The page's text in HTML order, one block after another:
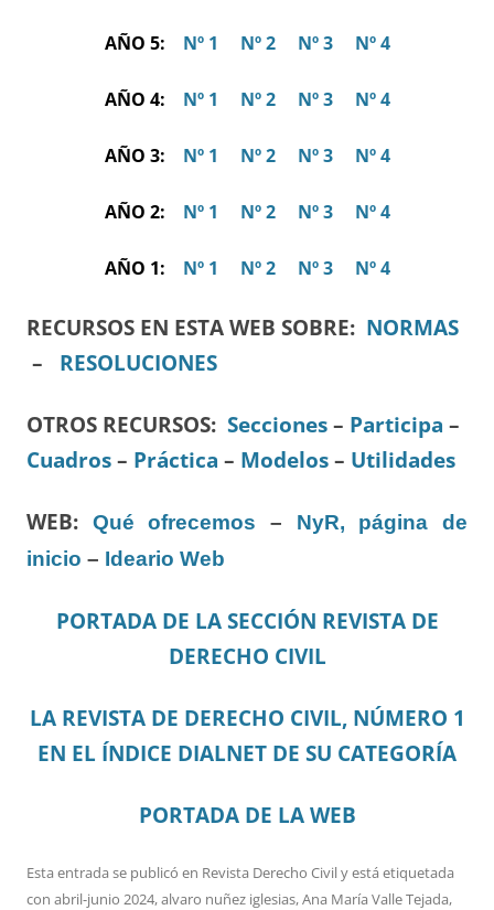
AÑO 5: Nº 1 Nº 2 Nº 3 Nº 4
AÑO 4: Nº 1 Nº 2 Nº 3 Nº 4
AÑO 3: Nº 1 Nº 2 Nº 3 Nº 4
AÑO 2: Nº 1 Nº 2 Nº 3 Nº 4
AÑO 1: Nº 1 Nº 2 Nº 3 Nº 4
RECURSOS EN ESTA WEB SOBRE: NORMAS
– RESOLUCIONES
OTROS RECURSOS: Secciones – Participa –
Cuadros – Práctica – Modelos – Utilidades
WEB: Qué ofrecemos – NyR, página de
inicio – Ideario Web
PORTADA DE LA SECCIÓN REVISTA DE
DERECHO CIVIL
LA REVISTA DE DERECHO CIVIL, NÚMERO 1
EN EL ÍNDICE DIALNET DE SU CATEGORÍA
PORTADA DE LA WEB
Esta entrada se publicó en Revista Derecho Civily está etiquetada
con abril-junio 2024,alvaro nuñez iglesias,Ana María Valle Tejada,